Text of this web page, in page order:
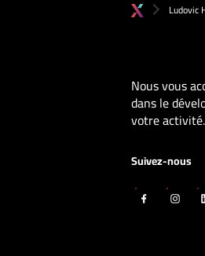
Ludovic
Nous vous
dans le
votre activité.
Suivez-nous